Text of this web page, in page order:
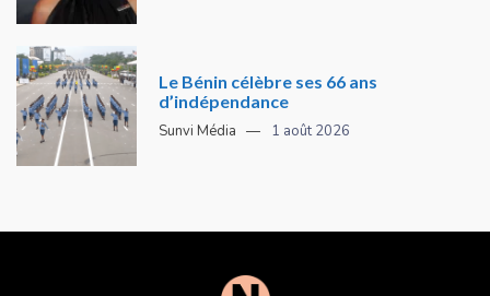
Le Bénin célèbre ses 66 ans
d’indépendance
Sunvi Média 1 août 2026